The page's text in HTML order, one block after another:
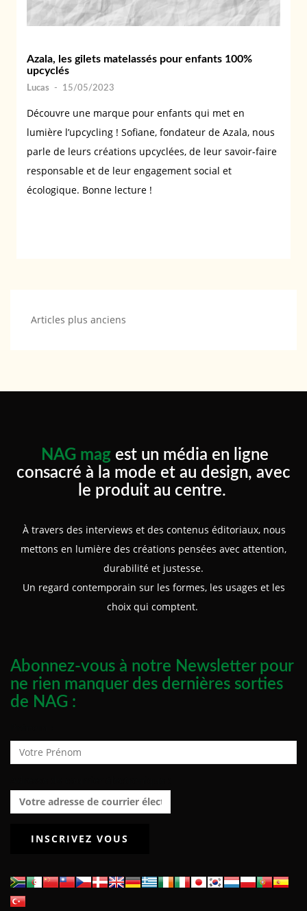
Azala, les gilets matelassés pour enfants 100%
upcyclés
Lucas - 15/05/2023
Découvre une marque pour enfants qui met en
lumière l’upcycling ! Sofiane, fondateur de Azala, nous
parle de leurs créations upcyclées, de leur savoir-faire
responsable et de leur engagement social et
écologique. Bonne lecture !
Navigation
Articles plus anciens
NAG mag est un média en ligne
consacré à la mode et au design, avec
le produit au centre.
À travers des interviews et des contenus éditoriaux, nous
mettons en lumière des créations pensées avec attention,
durabilité et justesse.
Un regard contemporain sur les formes, les usages et les
choix qui comptent.
Abonnez-vous à notre Newsletter pour
ne rien manquer des dernières sorties
de NAG :